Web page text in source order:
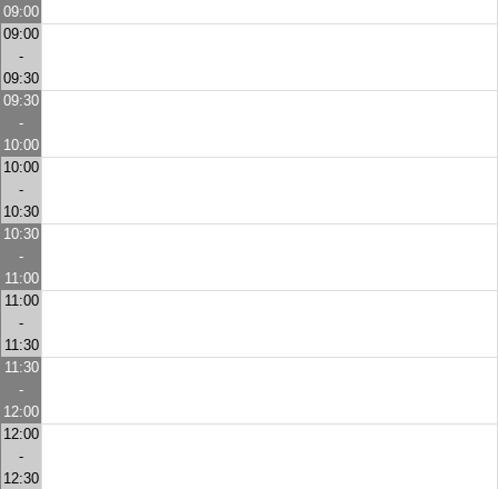
09:00
09:00
-
09:30
09:30
-
10:00
10:00
-
10:30
10:30
-
11:00
11:00
-
11:30
11:30
-
12:00
12:00
-
12:30